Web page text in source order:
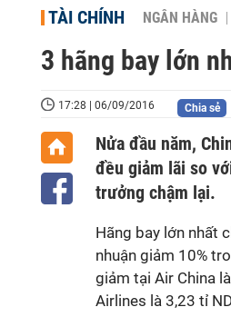
TÀI CHÍNH NGÂN HÀNG
3 hãng bay lớn
17:28 | 06/09/2016 Chia sẻ
Nửa đầu năm,
đều giảm lãi so
trưởng chậm lại.
Hãng bay lớn nhất
nhuận giảm 10%
giảm tại Air China
Airlines là 3,23 tỉ